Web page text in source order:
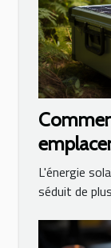
L'énergie
séduit de